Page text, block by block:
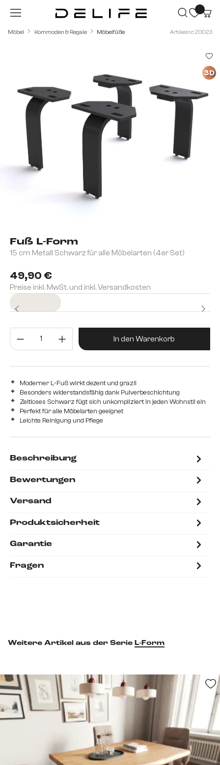
Zum Hauptinhalt springen
Möbel Kommoden & Regale Möbelfüße Artikelnr.: 20023
Fuß L-Form
15 cm Metall Schwarz für alle Möbelarten (4er Set)
49,90 €
Preise inkl. MwSt. und inkl. Versandkosten
Produkt Anzahl: Gib den
In den Warenkorb
Moderner L-Fuß wirkt dezent und grazil
Besonders widerstandsfähig dank Pulverbeschichtung
Zeitloses Schwarz fügt sich unkompliziert in jeden Wohnstil ein
Perfekt für alle Möbelarten geeignet
Leichte Reinigung und Pflege
3D
Beschreibung
Bewertungen
Versand
Produktsicherheit
Garantie
Fragen
Weitere Artikel aus der Serie L-Form